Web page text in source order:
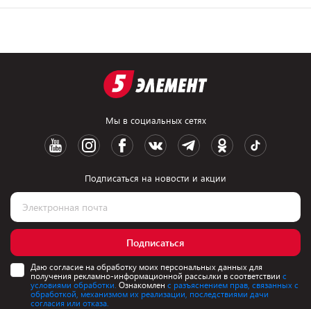
Мы в социальных сетях
Подписаться на новости и акции
Подписаться
Даю согласие на обработку моих персональных данных для
получения рекламно-информационной рассылки в соответствии с
условиями обработки. Ознакомлен с разъяснением прав, связанных с
обработкой, механизмом их реализации, последствиями дачи
согласия или отказа.